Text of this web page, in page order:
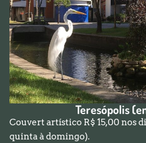
Teresópolis
Couvert artístico R$ 15,00 nos
quinta à domingo).